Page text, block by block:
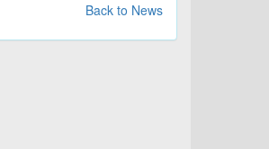
Back to News